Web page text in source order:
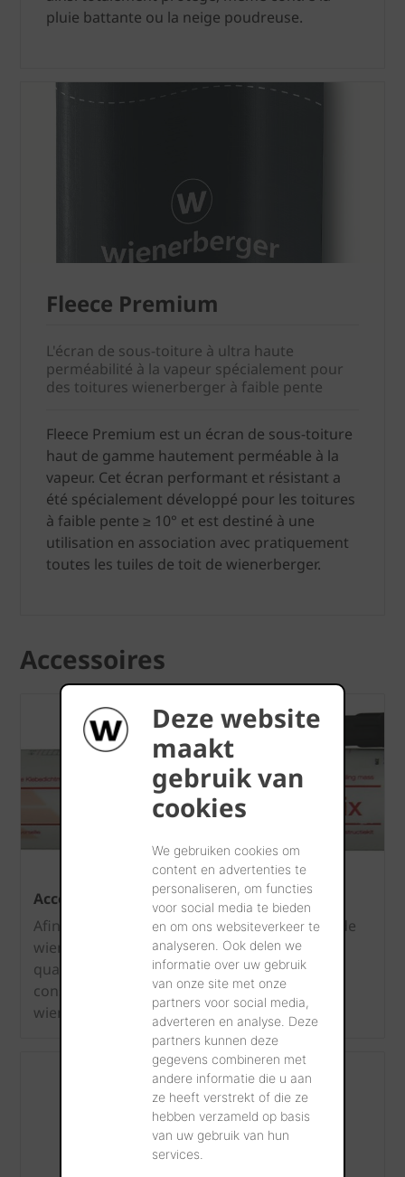
Deze website
maakt
gebruik van
cookies
We gebruiken cookies om
content en advertenties te
personaliseren, om functies
voor social media te bieden
en om ons websiteverkeer te
analyseren. Ook delen we
informatie over uw gebruik
van onze site met onze
partners voor social media,
adverteren en analyse. Deze
partners kunnen deze
gegevens combineren met
andere informatie die u aan
ze heeft verstrekt of die ze
hebben verzameld op basis
van uw gebruik van hun
services.
pluie battante ou la neige poudreuse.
Fleece Premium
L'écran de sous-toiture à ultra haute
perméabilité à la vapeur spécialement pour
des toitures wienerberger à faible pente
Fleece Premium est un écran de sous-toiture
haut de gamme hautement perméable à la
vapeur. Cet écran performant et résistant a
été spécialement développé pour les toitures
à faible pente ≥ 10° et est destiné à une
utilisation en association avec pratiquement
toutes les tuiles de toit de wienerberger.
Accessoires
Accessoires pour Fleece
Afin d’intégrer l'écran de sous-toiture Fleece de
wienerberger d’une manière correcte et
qualitative dans votre toiture, nous vous
conseillons d’utiliser les accessoires signés
wienerberger.